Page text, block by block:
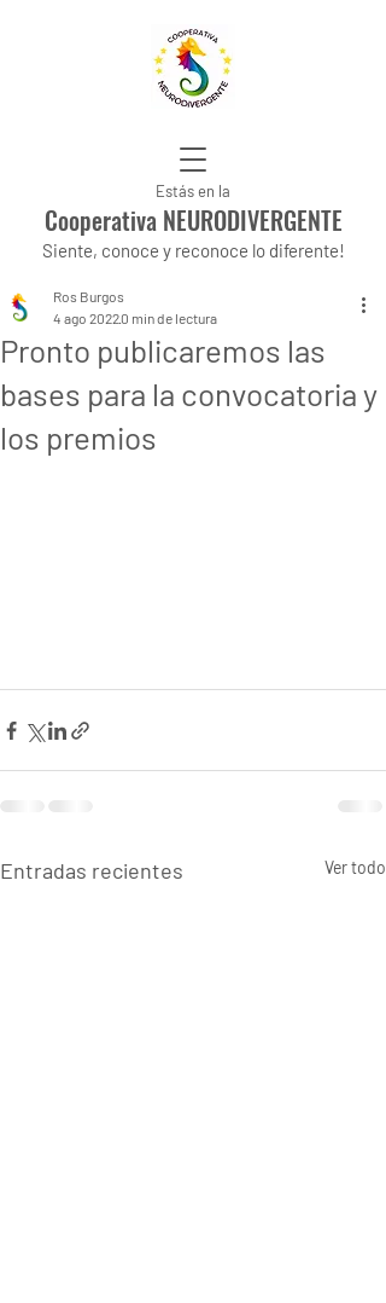
Estás en la
Cooperativa NEURODIVERGENTE
Siente, conoce y reconoce lo diferente!
Pronto publicaremos las
bases para la convocatoria y
los premios
Ros Burgos
4 ago 20220 min de lectura
Entradas recientes Ver todo